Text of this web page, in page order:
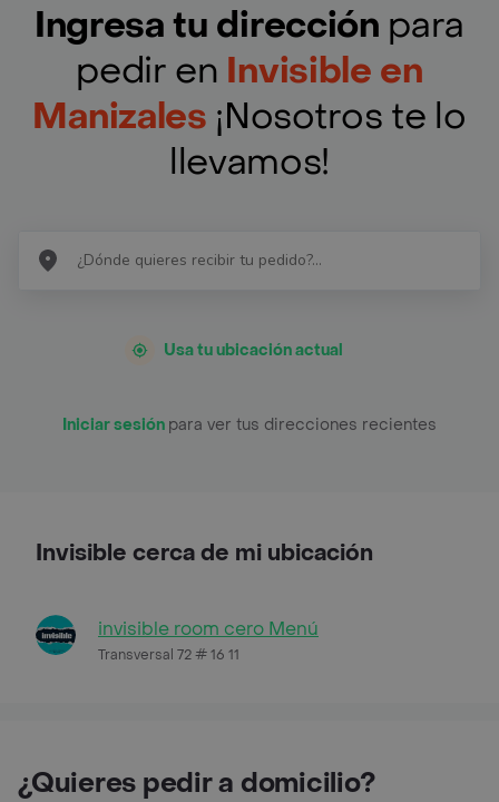
Ingresa tu dirección para
pedir en Invisible en
Manizales ¡Nosotros te lo
llevamos!
Usa tu ubicación actual
Iniciar sesión para ver tus direcciones recientes
Invisible cerca de mi ubicación
invisible room cero Menú
Transversal 72 # 16 11
¿Quieres pedir a domicilio?